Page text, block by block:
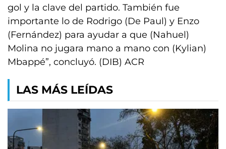
gol y la clave del partido. También fue
importante lo de Rodrigo (De Paul) y Enzo
(Fernández) para ayudar a que (Nahuel)
Molina no jugara mano a mano con (Kylian)
Mbappé”, concluyó. (DIB) ACR
LAS MÁS LEÍDAS